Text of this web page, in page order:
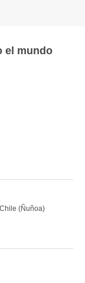
el mundo
(Ñuñoa)